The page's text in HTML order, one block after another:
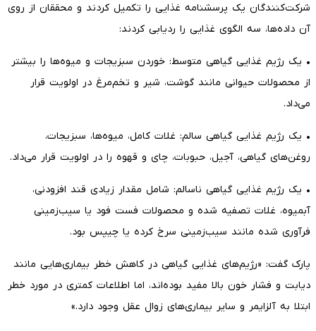
شرکت‌کنندگان یک پرسشنامه غذایی را تکمیل کردند و محققان از روی
آن داده‌ها، سه الگوی غذایی را ردیابی کردند:
• یک رژیم غذایی گیاهی متوسط: خوردن سبزیجات و میوه‌ها را بیشتر
از محصولات حیوانی مانند گوشت، شیر و تخم‌مرغ در اولویت قرار
می‌داد.
• یک رژیم غذایی گیاهی سالم: غلات کامل، میوه‌ها، سبزیجات،
روغن‌های گیاهی، آجیل، حبوبات، چای و قهوه را در اولویت قرار می‌داد.
• یک رژیم غذایی گیاهی ناسالم: شامل مقدار زیادی قند افزودنی،
آبمیوه، غلات تصفیه شده و محصولات فست فود یا سیب‌زمینی
فرآوری شده مانند سیب‌زمینی سرخ کرده یا چیپس بود.
پارک گفت: «رژیم‌های غذایی گیاهی در کاهش خطر بیماری‌هایی مانند
دیابت و فشار خون بالا مفید بوده‌اند، اما اطلاعات کمتری در مورد خطر
ابتلا به آلزایمر و سایر بیماری‌های زوال عقل وجود دارد.»